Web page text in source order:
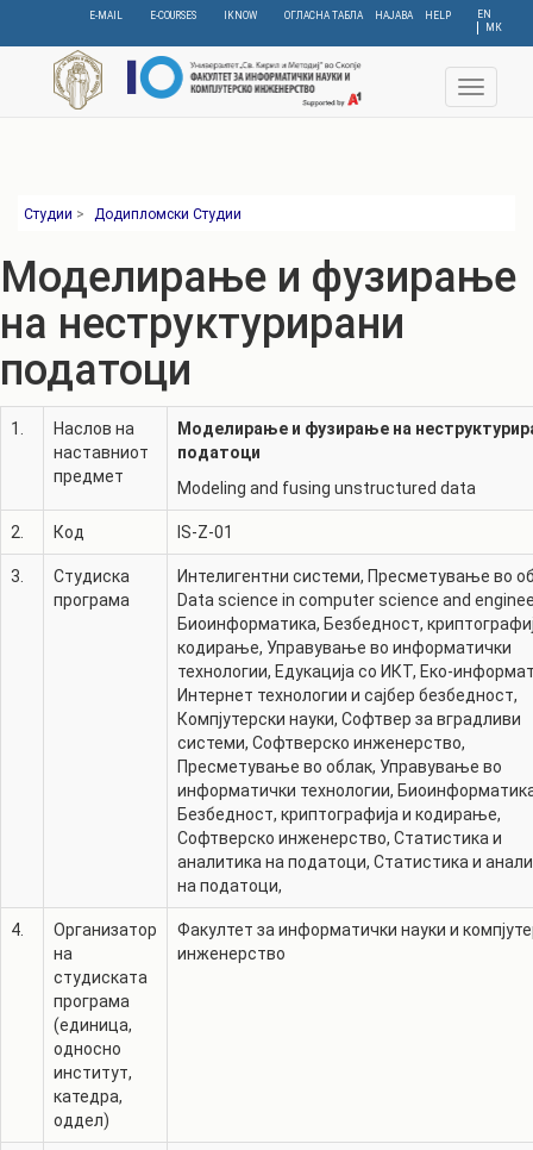
content
EN
МК
E-MAIL E-COURSES IKNOW ОГЛАСНА ТАБЛА НАЈАВА HELP
Toggle
Студии > Додипломски Студии
Моделирање и фузирање
на неструктурирани
податоци
1.
Наслов на
наставниот
предмет
Моделирање и фузирање на
податоци
Modeling and fusing unstructured data
2. Код IS-Z-01
3.
Студиска
програма
Интелигентни системи, Пресметување во
Data science in computer science and
Биоинформатика, Безбедност,
кодирање, Управување во информатички
технологии, Едукација со ИКТ, Еко-
Интернет технологии и сајбер безбедност,
Компјутерски науки, Софтвер за вградливи
системи, Софтверско инженерство,
Пресметување во облак, Управување во
информатички технологии,
Безбедност, криптографија и кодирање,
Софтверско инженерство, Статистика и
аналитика на податоци, Статистика и
на податоци,
4.
Организатор
на
студиската
програма
(единица,
односно
институт,
катедра,
оддел)
Факултет за информатички науки и
инженерство